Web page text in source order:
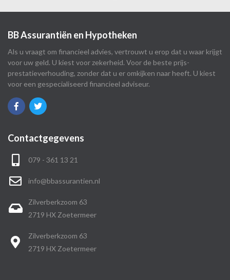
BB Assurantiën en Hypotheken
Als u vraagt om financieel advies, vertrouwt u erop dat u waar krijgt
voor uw geld. U kiest voor zekerheid. Voor de beste prijs-
prestatieverhouding, zonder dat u er omkijken naar heeft. U kiest
voor een gespecialiseerd financieel adviseur.
Contactgegevens
079 - 361 13 21
info@bbassurantien.nl
Zilverberkzoom 63
2719 HX Zoetermeer
Zilverberkzoom 63
2719 HX Zoetermeer